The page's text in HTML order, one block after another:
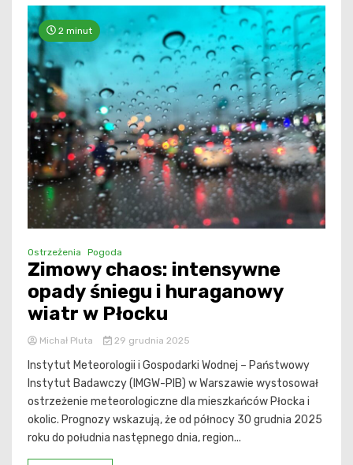
2 minut
Ostrzeżenia Pogoda
Zimowy chaos: intensywne
opady śniegu i huraganowy
wiatr w Płocku
Michał Pluta 29 grudnia 2025
Instytut Meteorologii i Gospodarki Wodnej – Państwowy
Instytut Badawczy (IMGW-PIB) w Warszawie wystosował
ostrzeżenie meteorologiczne dla mieszkańców Płocka i
okolic. Prognozy wskazują, że od północy 30 grudnia 2025
roku do południa następnego dnia, region...